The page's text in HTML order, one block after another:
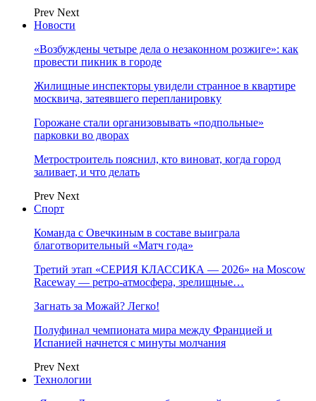
Prev Next
Новости
«Возбуждены четыре дела о незаконном розжиге»: как
провести пикник в городе
Жилищные инспекторы увидели странное в квартире
москвича, затеявшего перепланировку
Горожане стали организовывать «подпольные»
парковки во дворах
Метростроитель пояснил, кто виноват, когда город
заливает, и что делать
Prev Next
Спорт
Команда с Овечкиным в составе выиграла
благотворительный «Матч года»
Третий этап «СЕРИЯ КЛАССИКА — 2026» на Moscow
Raceway — ретро‑атмосфера, зрелищные…
Загнать за Можай? Легко!
Полуфинал чемпионата мира между Францией и
Испанией начнется с минуты молчания
Prev Next
Технологии